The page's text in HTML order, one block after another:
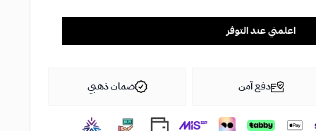
اعلمني عند التوفر
دفع آمن ضمان ذهبي